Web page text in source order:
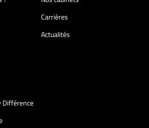
Carrières
Actualités
Différence